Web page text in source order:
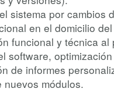
sistema por cambios
en el domicilio
funcional y técnica al
software,
de informes
nuevos módulos.